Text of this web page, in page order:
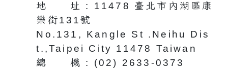
地 址 : 11478 臺北市內湖區康
樂街131號
No.131, Kangle St .Neihu Dis
t.,Taipei City 11478 Taiwan
總 機 : (02) 2633-0373